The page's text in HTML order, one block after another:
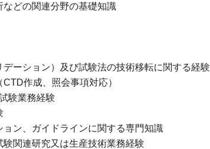
などの関連分野の基礎知識
デーション）及び試験法の技術移転に関する経験
作成、照会事項対応）
験業務経験
ョン、ガイドラインに関する専門知識
験関連研究又は生産技術業務経験